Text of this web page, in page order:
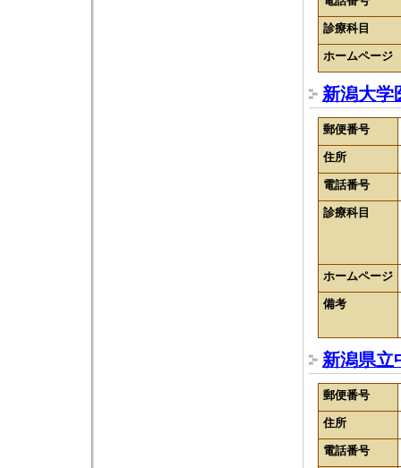
診療科目
ホームページ
新潟大学
郵便番号
住所
電話番号
診療科目
ホームページ
備考
新潟県立
郵便番号
住所
電話番号